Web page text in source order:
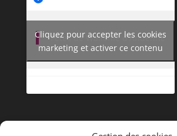
Fêtes de Wallonie d'Andenne
Cliquez pour accepter les cookies
marketing et activer ce contenu